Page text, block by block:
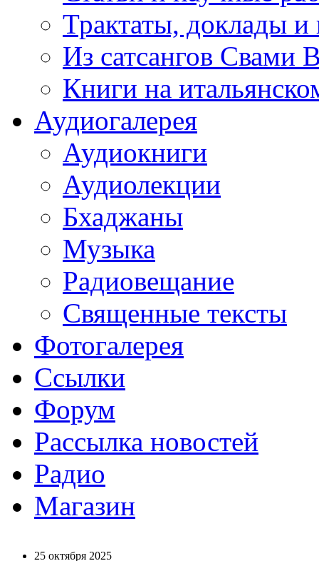
Трактаты, доклады
Из сатсангов Свами
Книги на
Аудиогалерея
Аудиокниги
Аудиолекции
Бхаджаны
Музыка
Радиовещание
Священные тексты
Фотогалерея
Ссылки
Форум
Рассылка новостей
Радио
Магазин
25 октября 2025